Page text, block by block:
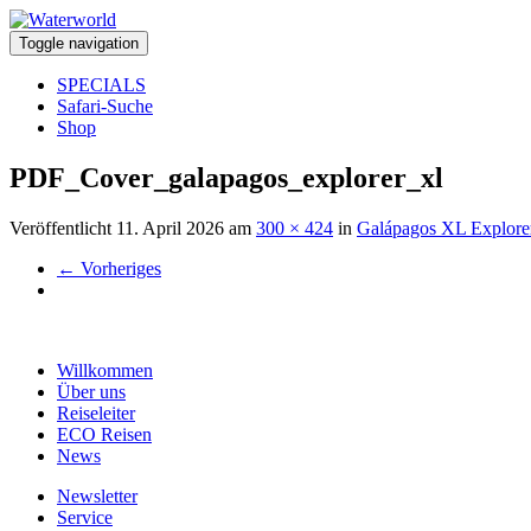
Toggle navigation
SPECIALS
Safari-Suche
Shop
PDF_Cover_galapagos_explorer_xl
Veröffentlicht 11. April 2026 am 300 × 424 in Galápagos XL
← Vorheriges
Willkommen
Über uns
Reiseleiter
ECO Reisen
News
Newsletter
Service